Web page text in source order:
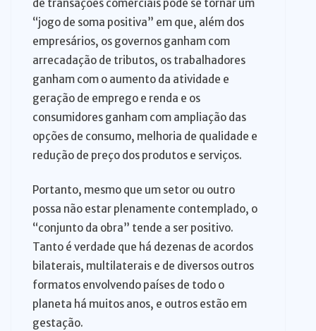
de transações comerciais pode se tornar um
“jogo de soma positiva” em que, além dos
empresários, os governos ganham com
arrecadação de tributos, os trabalhadores
ganham com o aumento da atividade e
geração de emprego e renda e os
consumidores ganham com ampliação das
opções de consumo, melhoria de qualidade e
redução de preço dos produtos e serviços.
Portanto, mesmo que um setor ou outro
possa não estar plenamente contemplado, o
“conjunto da obra” tende a ser positivo.
Tanto é verdade que há dezenas de acordos
bilaterais, multilaterais e de diversos outros
formatos envolvendo países de todo o
planeta há muitos anos, e outros estão em
gestação.